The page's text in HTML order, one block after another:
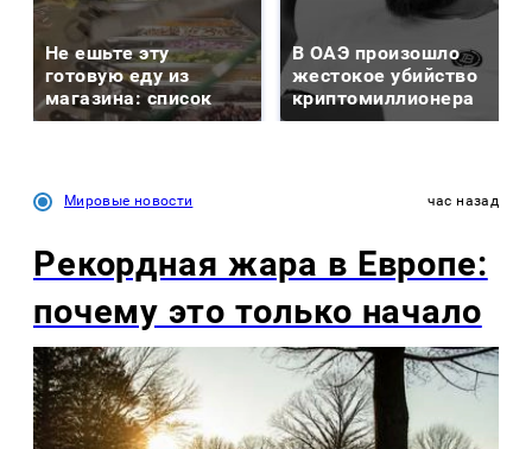
Не ешьте эту
готовую еду из
магазина: список
В ОАЭ произошло
жестокое убийство
криптомиллионера
Мировые новости час назад
Рекордная жара в Европе:
почему это только начало